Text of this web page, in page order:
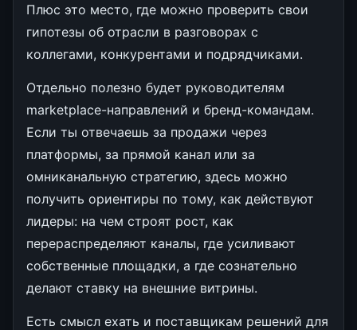
Плюс это место, где можно проверить свои
гипотезы об отрасли в разговорах с
коллегами, конкурентами и подрядчиками.
Отдельно полезно будет руководителям
marketplace-направлений и бренд-командам.
Если ты отвечаешь за продажи через
платформы, за прямой канал или за
омниканальную стратегию, здесь можно
получить ориентиры по тому, как действуют
лидеры: на чем строят рост, как
перераспределяют каналы, где усиливают
собственные площадки, а где сознательно
делают ставку на внешние витрины.
Есть смысл ехать и поставщикам решений для